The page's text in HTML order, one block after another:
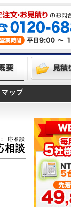
ップ
応相談
相談